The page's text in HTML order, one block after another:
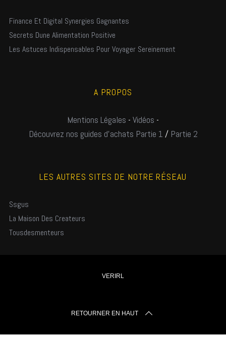
Finance Et Digital Synergies Gagnantes
Secrets Dune Alimentation Positive
Les Astuces Indispensables Pour Voyager Sereinement
A PROPOS
Mentions Légales - Vidéos -
Découvrez nos guides d'achats Partie 1 / Partie 2
LES AUTRES SITES DE NOTRE RÉSEAU
Ssgus
La Maison Des Createurs
Tousdesmenteurs
VERIRL
RETOURNER EN HAUT